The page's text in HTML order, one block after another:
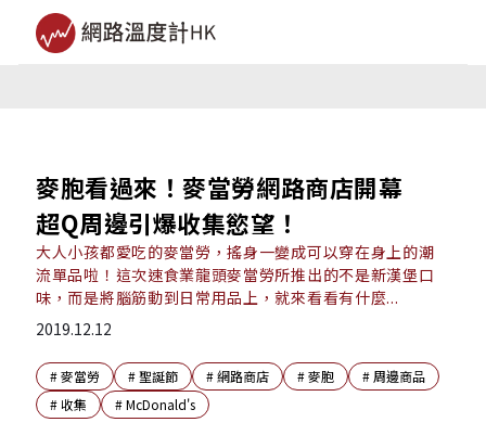
麥胞看過來！麥當勞網路商店開幕
超Q周邊引爆收集慾望！
大人小孩都愛吃的麥當勞，搖身一變成可以穿在身上的潮
流單品啦！這次速食業龍頭麥當勞所推出的不是新漢堡口
味，而是將腦筋動到日常用品上，就來看看有什麼...
2019.12.12
#麥當勞 #聖誕節 #網路商店 #麥胞 # 周邊商品
# 收集 #McDonald's